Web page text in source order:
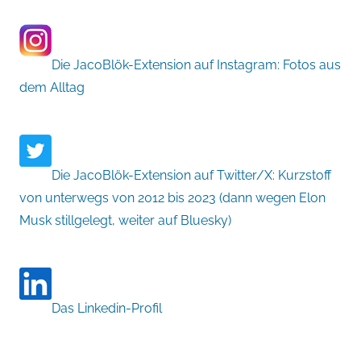
Die JacoBlök-Extension auf Instagram: Fotos aus
dem Alltag
Die JacoBlök-Extension auf Twitter/X: Kurzstoff
von unterwegs von 2012 bis 2023 (dann wegen Elon
Musk stillgelegt, weiter auf Bluesky)
Das Linkedin-Profil